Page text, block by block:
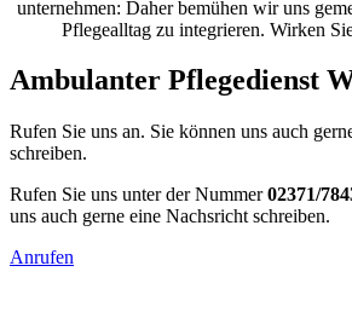
unternehmen: Daher bemühen wir uns
Pflegealltag zu integrieren. Wirken
Ambulanter Pflegedienst
Rufen Sie uns an. Sie können uns auch
schreiben.
Rufen Sie uns unter der Nummer02371/
uns auch gerne eine Nachsricht schreiben.
Anrufen